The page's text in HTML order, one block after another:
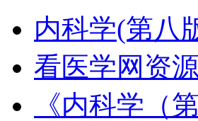
内科学(第八
看医学网资
《内科学（